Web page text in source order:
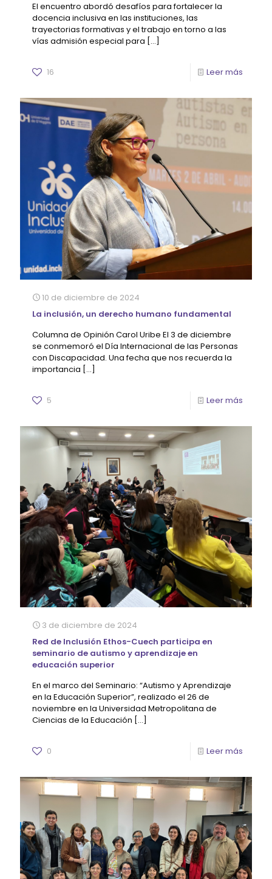
El encuentro abordó desafíos para fortalecer la
docencia inclusiva en las instituciones, las
trayectorias formativas y el trabajo en torno a las
vías admisión especial para […]
16 Leer más
10 de diciembre de 2024
La inclusión, un derecho humano fundamental
Columna de Opinión Carol Uribe El 3 de diciembre
se conmemoró el Día Internacional de las Personas
con Discapacidad. Una fecha que nos recuerda la
importancia […]
5 Leer más
3 de diciembre de 2024
Red de Inclusión Ethos-Cuech participa en
seminario de autismo y aprendizaje en
educación superior
En el marco del Seminario: “Autismo y Aprendizaje
en la Educación Superior”, realizado el 26 de
noviembre en la Universidad Metropolitana de
Ciencias de la Educación […]
0 Leer más